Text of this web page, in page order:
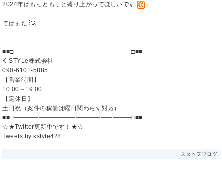
2024年はもっともっと盛り上がってほしいです
ではまた
■■□―――――――――――――――――――□■■
K-STYLe株式会社
090-6101-5885
【営業時間】
10:00～19:00
【定休日】
土日祝（案件の稼働は曜日関わらず対応）
■■□―――――――――――――――――――□■■
☆★Twitter更新中です！★☆
Tweets by kstyle428
スタッフブログ